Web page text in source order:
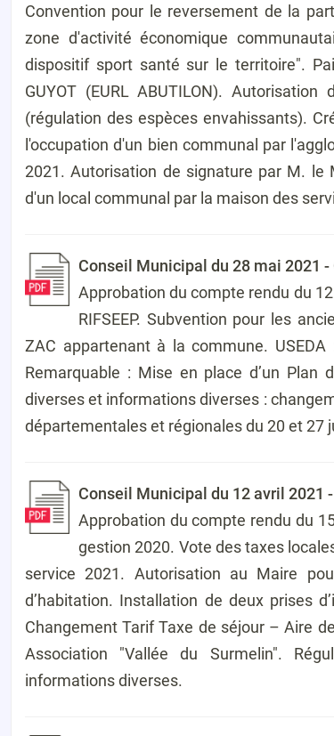
Convention pour le reversement de la
zone d'activité économique
dispositif sport santé sur le territoire".
GUYOT (EURL ABUTILON).
(régulation des espèces envahissants).
l'occupation d'un bien communal par
2021. Autorisation de signature par M. le
d'un local communal par la maison des
Conseil Municipal du 28 mai 2021 -
Approbation du compte rendu du
RIFSEEP. Subvention pour les
ZAC appartenant à la commune.
Remarquable : Mise en place d’un Plan
diverses et informations diverses :
départementales et régionales du 20 et 27
Conseil Municipal du 12 avril 2021
Approbation du compte rendu du
gestion 2020. Vote des taxes
service 2021. Autorisation au Maire
d’habitation. Installation de deux prises
Changement Tarif Taxe de séjour – Aire
Association "Vallée du Surmelin".
informations diverses.